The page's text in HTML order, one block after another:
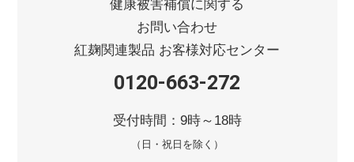
健康被害補償に関する
お問い合わせ
紅麹関連製品 お客様対応センター
0120-663-272
受付時間：9時～18時
（日・祝日を除く）